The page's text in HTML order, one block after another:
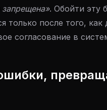
запрещена». Обойти эту
только после того,
согласование в